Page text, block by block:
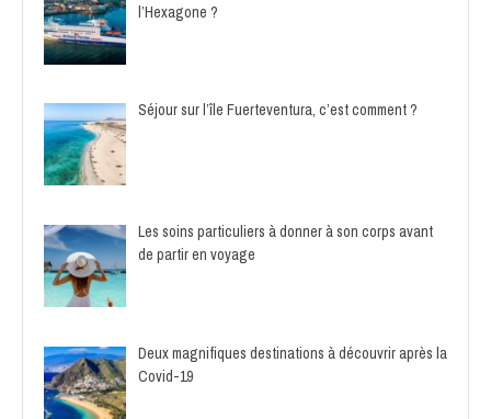
l’Hexagone ?
Séjour sur l’île Fuerteventura, c’est comment ?
Les soins particuliers à donner à son corps avant
de partir en voyage
Deux magnifiques destinations à découvrir après la
Covid-19